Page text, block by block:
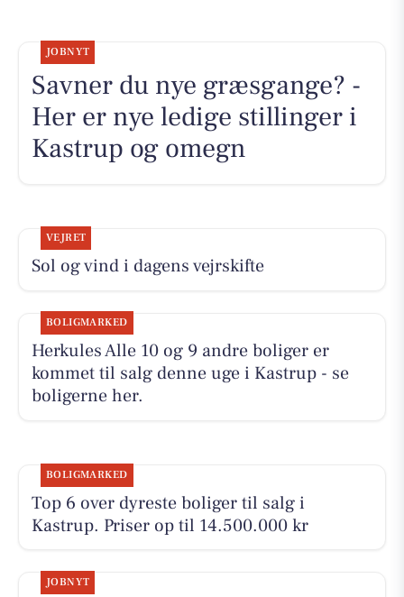
JOBNYT
Savner du nye græsgange? -
Her er nye ledige stillinger i
Kastrup og omegn
VEJRET
Sol og vind i dagens vejrskifte
BOLIGMARKED
Herkules Alle 10 og 9 andre boliger er
kommet til salg denne uge i Kastrup - se
boligerne her.
BOLIGMARKED
Top 6 over dyreste boliger til salg i
Kastrup. Priser op til 14.500.000 kr
JOBNYT